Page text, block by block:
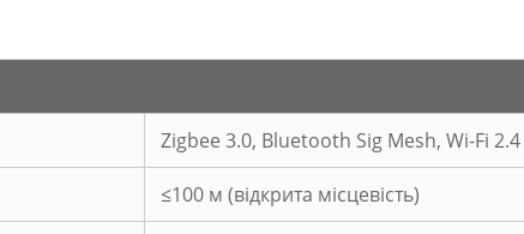
Zigbee 3.0, Bluetooth Sig Mesh, Wi-Fi 2.4
≤100 м (відкрита місцевість)